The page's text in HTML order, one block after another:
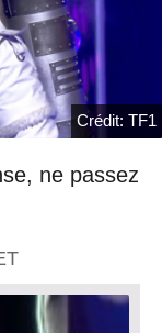
Crédit: TF1
ne passez